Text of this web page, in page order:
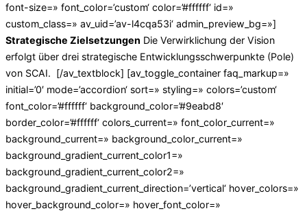
font-size=» font_color=’custom‘ color=’#ffffff‘ id=»
custom_class=» av_uid=’av-l4cqa53i‘ admin_preview_bg=»]
Strategische Zielsetzungen Die Verwirklichung der Vision
erfolgt über drei strategische Entwicklungsschwerpunkte (Pole)
von SCAI. [/av_textblock] [av_toggle_container faq_markup=»
initial=’0′ mode=’accordion‘ sort=» styling=» colors=’custom‘
font_color=’#ffffff‘ background_color=’#9eabd8′
border_color=’#ffffff‘ colors_current=» font_color_current=»
background_current=» background_color_current=»
background_gradient_current_color1=»
background_gradient_current_color2=»
background_gradient_current_direction=’vertical‘ hover_colors=»
hover_background_color=» hover_font_color=»